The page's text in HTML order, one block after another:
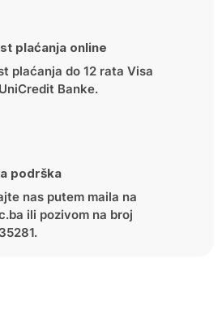
plaćanja online
plaćanja do 12 rata Visa
Banke.
podrška
nas putem maila na
ili pozivom na broj